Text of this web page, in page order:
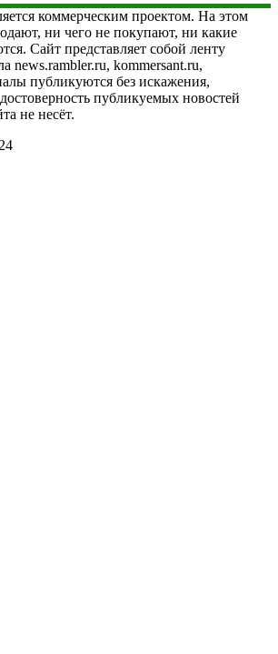
коммерческим проектом. На этом
ни чего не покупают, ни какие
Сайт представляет собой ленту
news.rambler.ru, kommersant.ru,
публикуются без искажения,
достоверность публикуемых новостей
не несёт.